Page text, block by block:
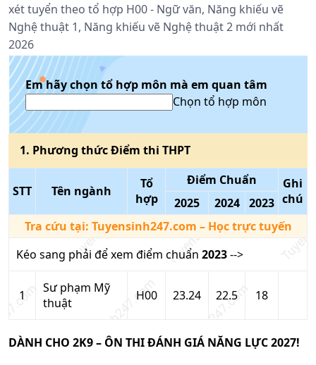
xét tuyển theo tổ hợp H00 - Ngữ văn, Năng khiếu vẽ
Nghệ thuật 1, Năng khiếu vẽ Nghệ thuật 2 mới nhất
2026
Em hãy chọn tổ hợp môn mà em quan tâm
Chọn tổ hợp môn
1. Phương thứcĐiểm thi THPT
STT Tên ngành
Tổ
hợp
Điểm Chuẩn
Ghi
chú
2025 2024
2023
Tra cứu tại: Tuyensinh247.com – Học trực tuyến
Kéo sang phải để xem điểm chuẩn 2023-->
1
Sư phạm Mỹ
thuật
H00 23.24 22.5 18
DÀNH CHO 2K9 – ÔN THI ĐÁNH GIÁ NĂNG LỰC 2027!